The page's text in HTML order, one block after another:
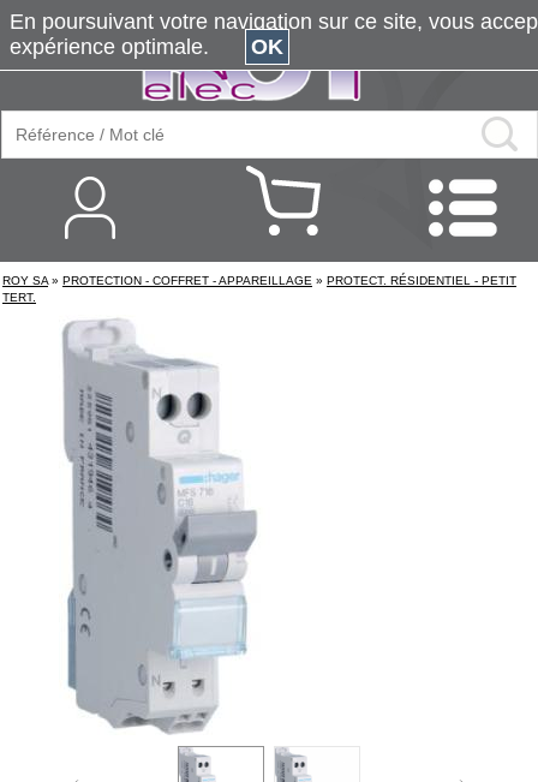
ROY SA » PROTECTION - COFFRET - APPAREILLAGE » PROTECT. RÉSIDENTIEL - PETIT
TERT.
En poursuivant votre navigation sur ce site, vous
expérience optimale.
OK